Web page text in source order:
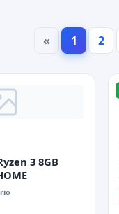
« 1 2
3 8GB